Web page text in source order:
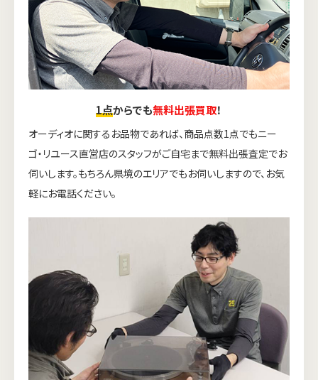
1点からでも無料出張買取！
オーディオに関するお品物であれば、商品点数1点でもニー
ゴ・リユース直営店のスタッフがご自宅まで無料出張査定でお
伺いします。もちろん県境のエリアでもお伺いしますので、お気
軽にお電話ください。